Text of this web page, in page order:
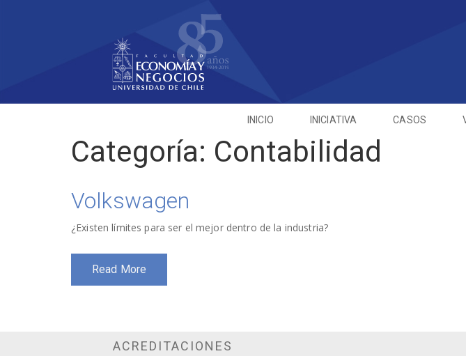
INICIO INICIATIVA CASOS
Categoría: Contabilidad
Volkswagen
¿Existen límites para ser el mejor dentro de la industria?
Read More
ACREDITACIONES